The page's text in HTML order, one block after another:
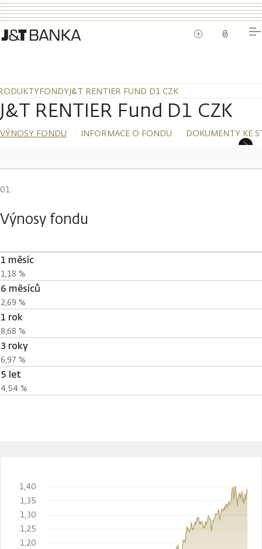
FONDYJ&T RENTIER FUND D1 CZK
J&T RENTIER Fund D1 CZK
VÝNOSY FONDU INFORMACE O FONDU DOKUMENTY KE
Výnosy fondu
1 měsíc
1,18 %
6 měsíců
2,69 %
1 rok
8,68 %
3 roky
6,97 %
5 let
4,54 %
1,20
1,25
1,30
1,35
1,40